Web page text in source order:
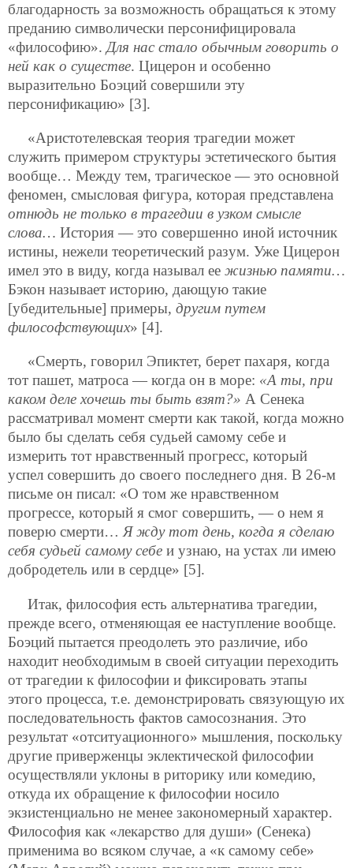
благодарность за возможность обращаться к этому
преданию символически персонифицировала
«философию». Для нас стало обычным говорить о
ней как о существе. Цицерон и особенно
выразительно Боэций совершили эту
персонификацию» [3].
«Аристотелевская теория трагедии может
служить примером структуры эстетического бытия
вообще… Между тем, трагическое — это основной
феномен, смысловая фигура, которая представлена
отнюдь не только в трагедии в узком смысле
слова… История — это совершенно иной источник
истины, нежели теоретический разум. Уже Цицерон
имел это в виду, когда называл ее жизнью памяти…
Бэкон называет историю, дающую такие
[убедительные] примеры, другим путем
философствующих» [4].
«Смерть, говорил Эпиктет, берет пахаря, когда
тот пашет, матроса — когда он в море: «А ты, при
каком деле хочешь ты быть взят?» А Сенека
рассматривал момент смерти как такой, когда можно
было бы сделать себя судьей самому себе и
измерить тот нравственный прогресс, который
успел совершить до своего последнего дня. В 26-м
письме он писал: «О том же нравственном
прогрессе, который я смог совершить, — о нем я
поверю смерти…Я жду тот день, когда я сделаю
себя судьей самому себе и узнаю, на устах ли имею
добродетель или в сердце» [5].
Итак, философия есть альтернатива трагедии,
прежде всего, отменяющая ее наступление вообще.
Боэций пытается преодолеть это различие, ибо
находит необходимым в своей ситуации переходить
от трагедии к философии и фиксировать этапы
этого процесса, т.е. демонстрировать связующую их
последовательность фактов самосознания. Это
результат «отситуационного» мышления, поскольку
другие приверженцы эклектической философии
осуществляли уклоны в риторику или комедию,
откуда их обращение к философии носило
экзистенциально не менее закономерный характер.
Философия как «лекарство для души» (Сенека)
применима во всяком случае, а «к самому себе»